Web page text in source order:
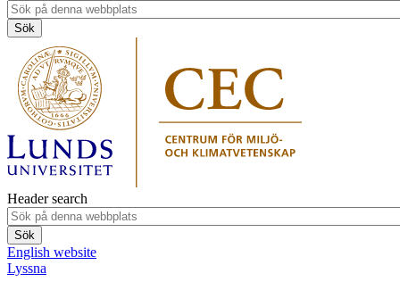
Header search
English website
Lyssna